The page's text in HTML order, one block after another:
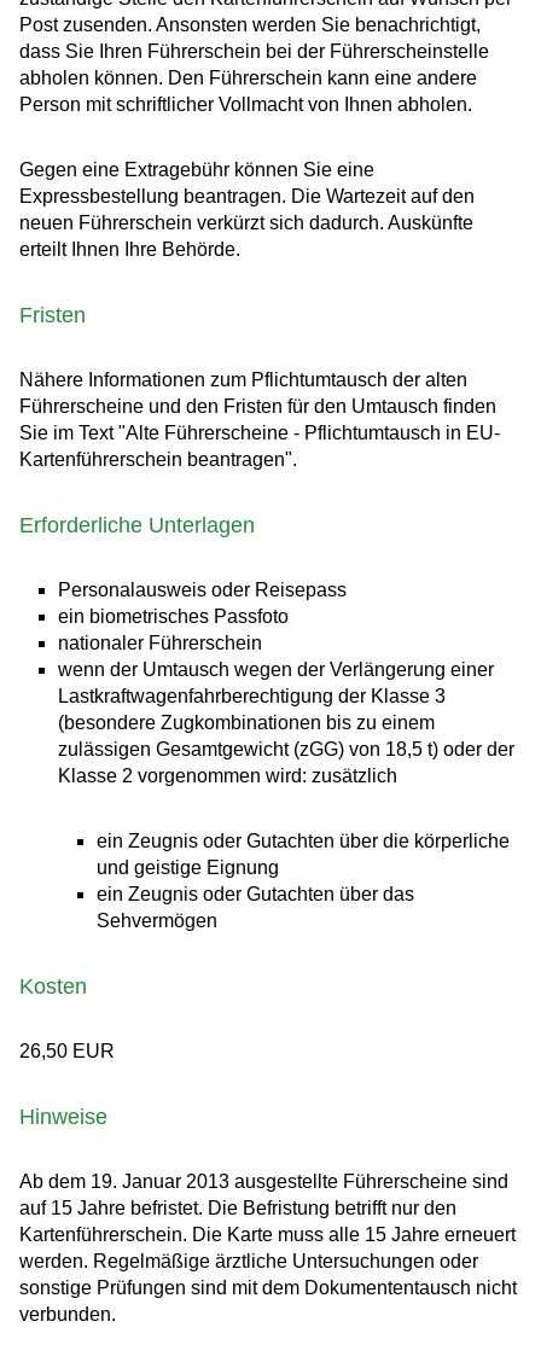
Post zusenden. Ansonsten werden Sie benachrichtigt,
dass Sie Ihren Führerschein bei der Führerscheinstelle
abholen können. Den Führerschein kann eine andere
Person mit schriftlicher Vollmacht von Ihnen abholen.
Gegen eine Extragebühr können Sie eine
Expressbestellung beantragen. Die Wartezeit auf den
neuen Führerschein verkürzt sich dadurch. Auskünfte
erteilt Ihnen Ihre Behörde.
Fristen
Nähere Informationen zum Pflichtumtausch der alten
Führerscheine und den Fristen für den Umtausch finden
Sie im Text "Alte Führerscheine - Pflichtumtausch in EU-
Kartenführerschein beantragen".
Erforderliche Unterlagen
Personalausweis oder Reisepass
ein biometrisches Passfoto
nationaler Führerschein
wenn der Umtausch wegen der Verlängerung einer
Lastkraftwagenfahrberechtigung der Klasse 3
(besondere Zugkombinationen bis zu einem
zulässigen Gesamtgewicht (zGG) von 18,5 t) oder der
Klasse 2 vorgenommen wird: zusätzlich
ein Zeugnis oder Gutachten über die körperliche
und geistige Eignung
ein Zeugnis oder Gutachten über das
Sehvermögen
Kosten
26,50 EUR
Hinweise
Ab dem 19. Januar 2013 ausgestellte Führerscheine sind
auf 15 Jahre befristet. Die Befristung betrifft nur den
Kartenführerschein. Die Karte muss alle 15 Jahre erneuert
werden. Regelmäßige ärztliche Untersuchungen oder
sonstige Prüfungen sind mit dem Dokumententausch nicht
verbunden.